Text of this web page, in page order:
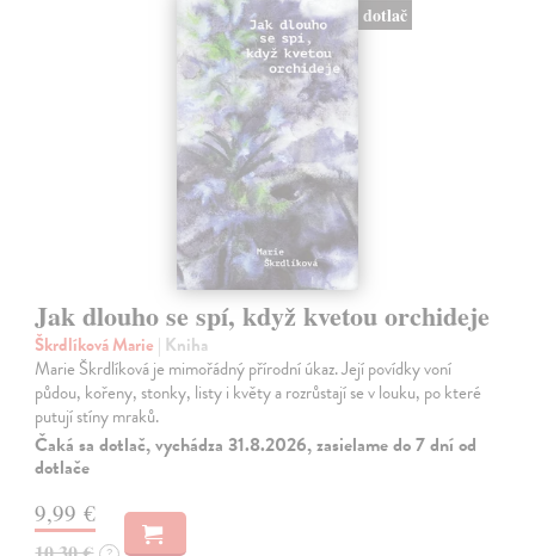
dotlač
Jak dlouho se spí, když kvetou orchideje
Škrdlíková Marie | Kniha
Marie Škrdlíková je mimořádný přírodní úkaz. Její povídky voní
půdou, kořeny, stonky, listy i květy a rozrůstají se v louku, po které
putují stíny mraků.
Čaká sa dotlač, vychádza 31.8.2026, zasielame do 7 dní od
dotlače
9,99 €